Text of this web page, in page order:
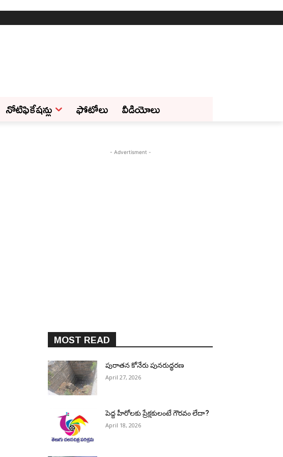
నోటిఫికేషన్లు ఫోటోలు వీడియోలు
- Advertisment -
MOST READ
పురాత‌న కోనేరు పున‌రుద్ధ‌ర‌ణ
April 27, 2026
పెద్ద హీరోల‌కు ప్రేక్ష‌కులంటే గౌర‌వం లేదా?
April 18, 2026